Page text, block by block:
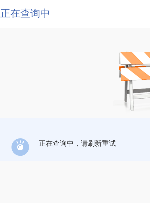
正在查询中
正在查询中，请刷新重试